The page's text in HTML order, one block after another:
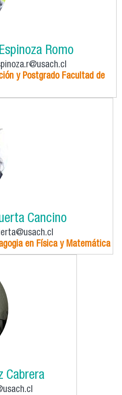
Romo
y Postgrado Facultad de
Cancino
en Física y Matemática
Cabrera